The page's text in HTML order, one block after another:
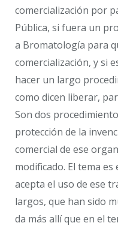
comercialización por
Pública, si fuera un
a Bromatología para
comercialización, y si
hacer un largo
como dicen liberar,
Son dos
protección de la
comercial de ese
modificado. El tema
acepta el uso de ese
largos, que han sido
da más allí que en el